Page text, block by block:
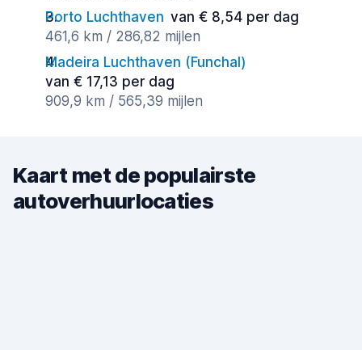
Porto Luchthaven van € 8,54 per dag
461,6 km / 286,82 mijlen
Madeira Luchthaven (Funchal)
van € 17,13 per dag
909,9 km / 565,39 mijlen
Kaart met de populairste
autoverhuurlocaties